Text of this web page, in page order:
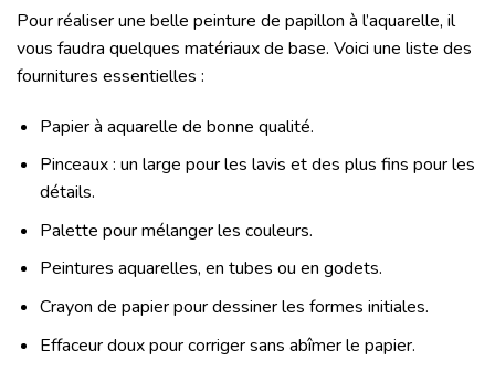
Pour réaliser une belle peinture de papillon à l’aquarelle, il
vous faudra quelques matériaux de base. Voici une liste des
fournitures essentielles :
Papier à aquarelle de bonne qualité.
Pinceaux : un large pour les lavis et des plus fins pour les
détails.
Palette pour mélanger les couleurs.
Peintures aquarelles, en tubes ou en godets.
Crayon de papier pour dessiner les formes initiales.
Effaceur doux pour corriger sans abîmer le papier.